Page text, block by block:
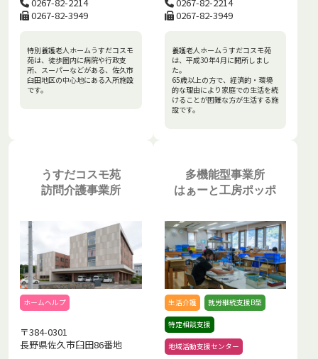
0267-82-3949
特別養護老人ホームうすだコスモ
苑は、徒歩圏内に病院や行政支
所、スーパーなどがある、佐久市
臼田地区の中心地にある入所施設
です。
0267-82-3949
養護老人ホームうすだコスモ苑
は、平成30年4月に開所しまし
た。
65歳以上の方で、経済的・環境
的な理由により家庭での生活を続
けることが困難な方が生活する施
設です。
うすだコスモ苑
訪問介護事業所
ホームヘルプ
〒384-0301
長野県佐久市臼田86番地
多機能型事業所
はぁーと工房ポッポ
生活介護 就労継続支援B型
特定相談支援
地域活動支援センター